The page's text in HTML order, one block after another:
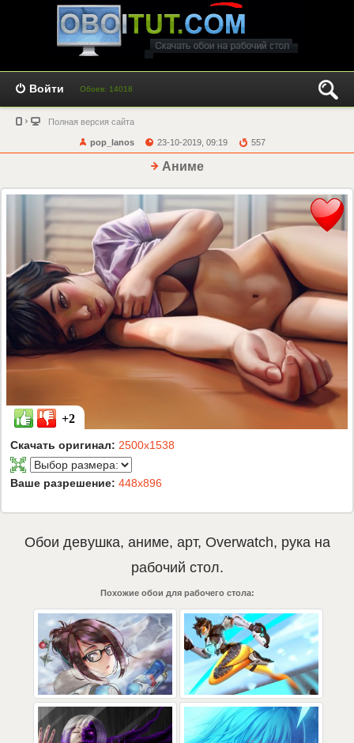
Войти Обоев: 14018
Полная версия сайта
pop_lanos 23-10-2019, 09:19 557
Аниме
+2
Скачать оригинал: 2500x1538
Ваше разрешение: 448x896
Обои девушка, аниме, арт, Overwatch, рука на
рабочий стол.
Похожие обои для рабочего стола: